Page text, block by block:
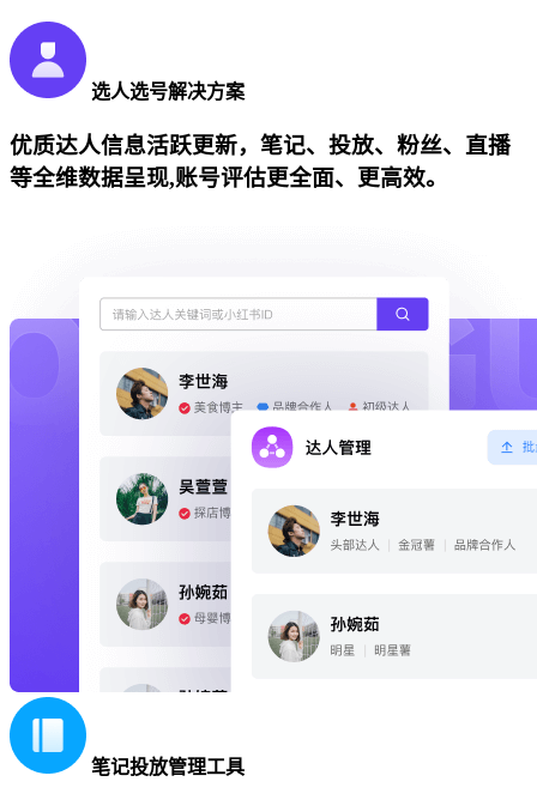
选人选号解决方案
优质达人信息活跃更新，笔记、投放、粉丝、直播
等全维数据呈现,账号评估更全面、更高效。
笔记投放管理工具